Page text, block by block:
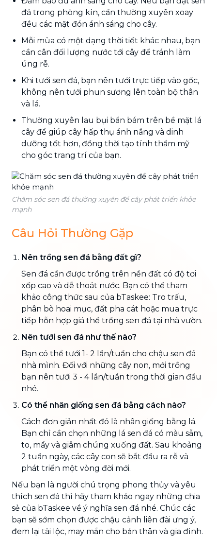
đá trong phòng kín, cần thường xuyên xoay
đều các mặt đón ánh sáng cho cây.
Mỗi mùa có một dạng thời tiết khác nhau, bạn
cần cân đối lượng nước tới cây để tránh làm
úng rễ.
Khi tưới sen đá, bạn nên tưới trực tiếp vào gốc,
không nên tưới phun sương lên toàn bộ thân
và lá.
Thường xuyên lau bụi bẩn bám trên bề mặt lá
cây để giúp cây hấp thụ ánh nắng và dinh
dưỡng tốt hơn, đồng thời tạo tính thẩm mỹ
cho góc trang trí của bạn.
Chăm sóc sen đá thường xuyên để cây phát triển khỏe
mạnh
Câu Hỏi Thường Gặp
Nên trồng sen đá bằng đất gì?
Sen đá cần được trồng trên nền đất có độ tơi
xốp cao và dễ thoát nước. Bạn có thể tham
khảo công thức sau của bTaskee: Tro trấu,
phân bò hoai mục, đất pha cát hoặc mua trực
tiếp hỗn hợp giá thể trồng sen đá tại nhà vườn.
Nên tưới sen đá như thế nào?
Bạn có thể tưới 1- 2 lần/tuần cho chậu sen đá
nhà mình. Đối với những cây non, mới trồng
bạn nên tưới 3 - 4 lần/tuần trong thời gian đầu
nhé.
Có thể nhân giống sen đá bằng cách nào?
Cách đơn giản nhất đó là nhân giống bằng lá.
Bạn chỉ cần chọn những lá sen đá có màu sẫm,
to, mẩy và giâm chúng xuống đất. Sau khoảng
2 tuần ngày, các cây con sẽ bắt đầu ra rễ và
phát triển một vòng đời mới.
Nếu bạn là người chú trọng phong thủy và yêu
thích sen đá thì hãy tham khảo ngay những chia
sẻ của bTaskee về ý nghĩa sen đá nhé. Chúc các
bạn sẽ sớm chọn được chậu cảnh liên đài ưng ý,
đem lại tài lộc, may mắn cho bản thân và gia đình.